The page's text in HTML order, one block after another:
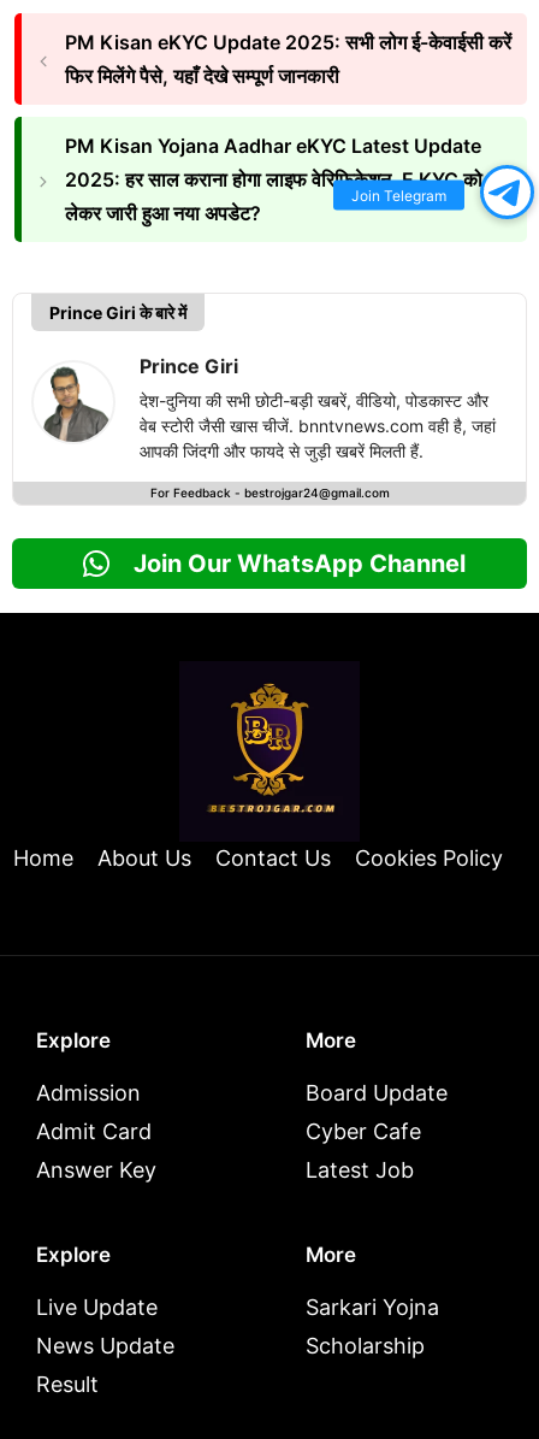
PM Kisan eKYC Update 2025: सभी लोग ई-केवाईसी करें
फिर मिलेंगे पैसे, यहाँ देखे सम्पूर्ण जानकारी
PM Kisan Yojana Aadhar eKYC Latest Update
2025: हर साल कराना होगा लाइफ वेरिफिकेशन, E KYC को
लेकर जारी हुआ नया अपडेट?
Prince Giri के बारे में
Prince Giri
देश-दुनिया की सभी छोटी-बड़ी खबरें, वीडियो, पोडकास्ट और
वेब स्टोरी जैसी खास चीजें. bnntvnews.com वही है, जहां
आपकी जिंदगी और फायदे से जुड़ी खबरें मिलती हैं.
For Feedback - bestrojgar24@gmail.com
Join Our WhatsApp Channel
Home About Us Contact Us Cookies Policy
Explore
Admission
Admit Card
Answer Key
More
Board Update
Cyber Cafe
Latest Job
Explore
Live Update
News Update
Result
More
Sarkari Yojna
Scholarship
Join Telegram